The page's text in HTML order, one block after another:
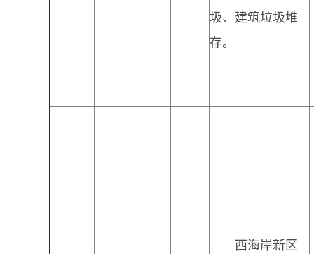
圾、建筑垃圾堆
存。
西海岸新区